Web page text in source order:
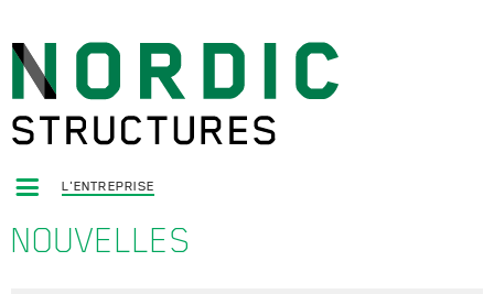
L'ENTREPRISE
NOUVELLES